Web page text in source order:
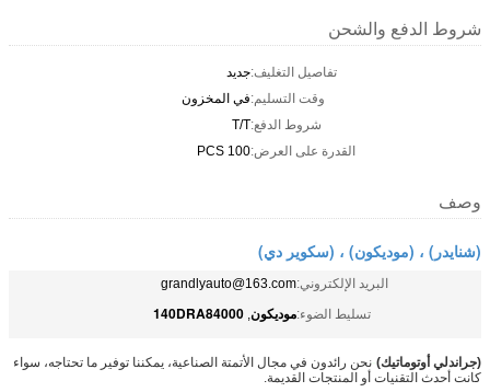
شروط الدفع والشحن
تفاصيل التغليف:جديد
وقت التسليم:في المخزون
شروط الدفع:T/T
القدرة على العرض:100 PCS
وصف
(شنايدر) ، (موديكون) ، (سكوير دي)
البريد الإلكتروني:grandlyauto@163.com
تسليط الضوء:موديكون,
140DRA84000
(جراندلي أوتوماتيك) نحن رائدون في مجال الأتمتة الصناعية، يمكننا توفير ما تحتاجه، سواء
كانت أحدث التقنيات أو المنتجات القديمة.